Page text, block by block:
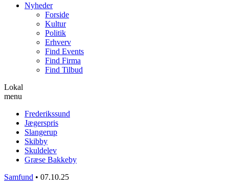
Nyheder
Forside
Kultur
Politik
Erhverv
Find Events
Find Firma
Find Tilbud
Lokal
menu
Frederikssund
Jægerspris
Slangerup
Skibby
Skuldelev
Græse Bakkeby
Samfund • 07.10.25